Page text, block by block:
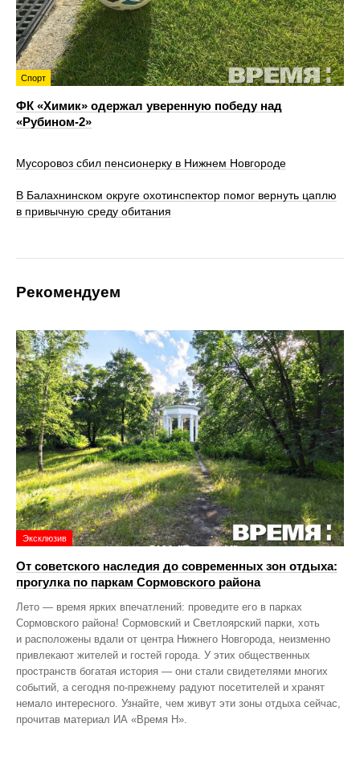
Спорт
ФК «Химик» одержал уверенную победу над
«Рубином‑2»
Мусоровоз сбил пенсионерку в Нижнем Новгороде
В Балахнинском округе охотинспектор помог вернуть цаплю
в привычную среду обитания
Рекомендуем
Эксклюзив
От советского наследия до современных зон отдыха:
прогулка по паркам Сормовского района
Лето — время ярких впечатлений: проведите его в парках
Сормовского района! Сормовский и Светлоярский парки, хоть
и расположены вдали от центра Нижнего Новгорода, неизменно
привлекают жителей и гостей города. У этих общественных
пространств богатая история — они стали свидетелями многих
событий, а сегодня по‑прежнему радуют посетителей и хранят
немало интересного. Узнайте, чем живут эти зоны отдыха сейчас,
прочитав материал ИА «Время Н».